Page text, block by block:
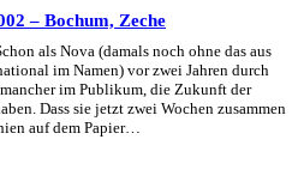
– Bochum, Zeche
als Nova (damals noch ohne das aus
im Namen) vor zwei Jahren durch
im Publikum, die Zukunft der
Dass sie jetzt zwei Wochen zusammen
auf dem Papier…